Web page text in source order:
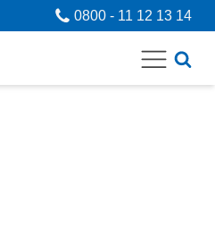
0800 - 11 12 13 14